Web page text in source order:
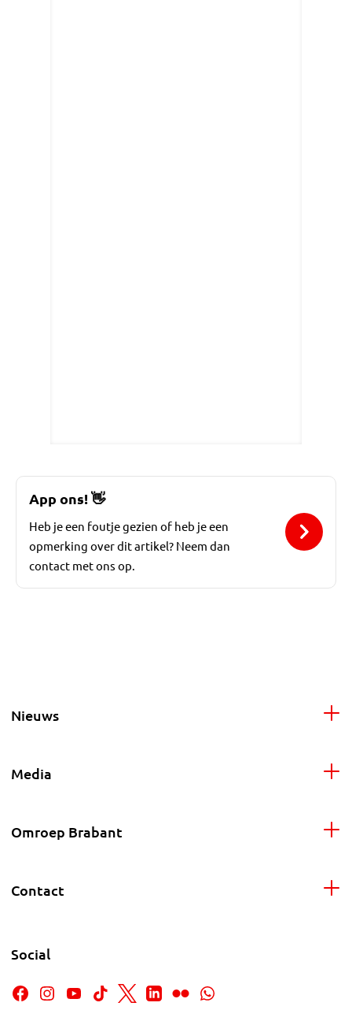
App ons! 👋
Heb je een foutje gezien of heb je een
opmerking over dit artikel? Neem dan
contact met ons op.
Nieuws
Media
Omroep Brabant
Contact
Social